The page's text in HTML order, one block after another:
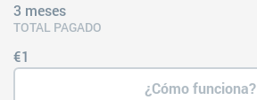
3 meses
TOTAL PAGADO
€1
¿Cómo funciona?